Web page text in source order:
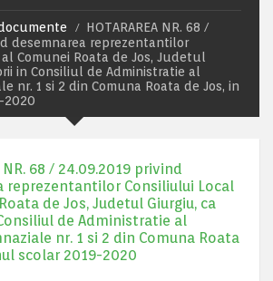
HOTARAREA NR. 68 /
desemnarea reprezentantilor
Comunei Roata de Jos, Judetul
in Consiliul de Administratie al
nr. 1 si 2 din Comuna Roata de Jos, in
2020
NR. 68 / 24.09.2019 privind
reprezentantilor Consiliului Local
de Jos, Judetul Giurgiu, ca
de Administratie al
nr. 1 si 2 din Comuna Roata
scolar 2019-2020